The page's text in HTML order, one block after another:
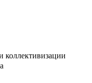
коллективизации